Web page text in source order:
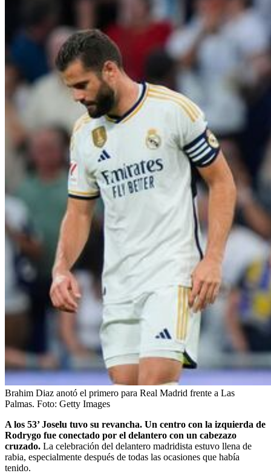
Brahim Diaz anotó el primero para Real Madrid frente a Las
Palmas. Foto: Getty Images
A los 53’ Joselu tuvo su revancha. Un centro con la izquierda de
Rodrygo fue conectado por el delantero con un cabezazo
cruzado. La celebración del delantero madridista estuvo llena de
rabia, especialmente después de todas las ocasiones que había
tenido.